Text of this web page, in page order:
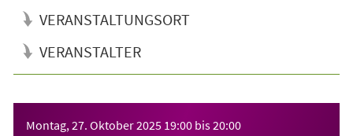
VERANSTALTUNGSORT
VERANSTALTER
Montag, 27. Oktober 2025 19:00 bis20:00